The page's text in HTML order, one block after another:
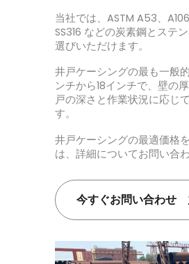
当社では、ASTM A53、A106
SS316 などの炭素鋼とステ
選びいただけます。
井戸ケーシングの最も一般
ンチから18インチで、壁の
戸の深さと作業状況に応じ
す。
井戸ケーシングの最適価格
は、詳細についてお問い合
今すぐお問い合わせ